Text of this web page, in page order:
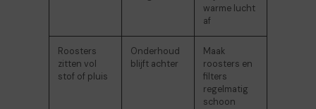
warme lucht
af
Roosters
zitten vol
stof of pluis
Onderhoud
blijft achter
Maak
roosters en
filters
regelmatig
schoon